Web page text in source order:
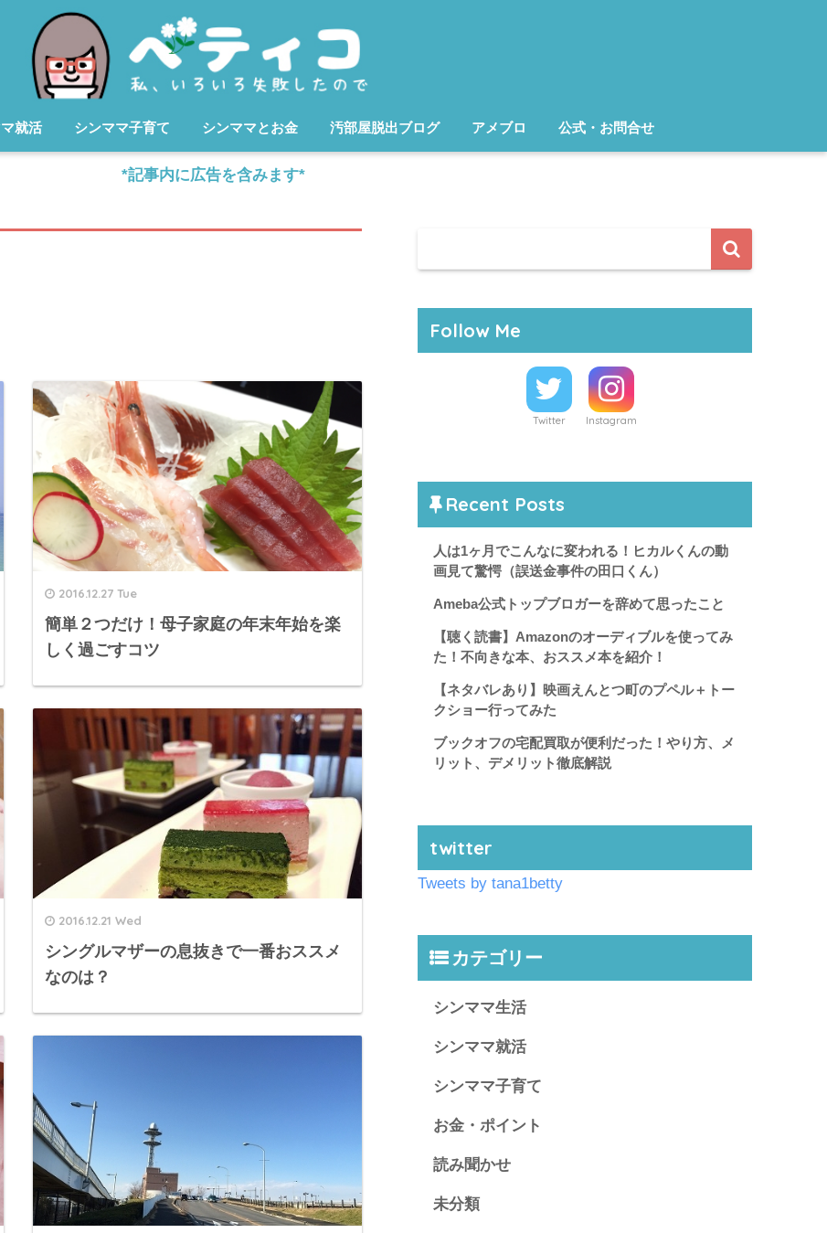
就活 シンママ子育て シンママとお金 汚部屋脱出ブログ アメブロ 公式・お問合せ
*記事内に広告を含みます*
2016.12.27 Tue
簡単２つだけ！母子家庭の年末年始を楽
しく過ごすコツ
2016.12.21 Wed
シングルマザーの息抜きで一番おススメ
なのは？
Follow Me
Twitter Instagram
Recent Posts
人は1ヶ月でこんなに変われる！ヒカルくんの動
画見て驚愕（誤送金事件の田口くん）
Ameba公式トップブロガーを辞めて思ったこと
【聴く読書】Amazonのオーディブルを使ってみ
た！不向きな本、おススメ本を紹介！
【ネタバレあり】映画えんとつ町のプペル＋トー
クショー行ってみた
ブックオフの宅配買取が便利だった！やり方、メ
リット、デメリット徹底解説
twitter
Tweets by tana1betty
カテゴリー
シンママ生活
シンママ就活
シンママ子育て
お金・ポイント
読み聞かせ
未分類